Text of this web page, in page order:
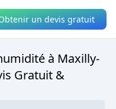
un devis gratuit
à Maxilly-
Gratuit &